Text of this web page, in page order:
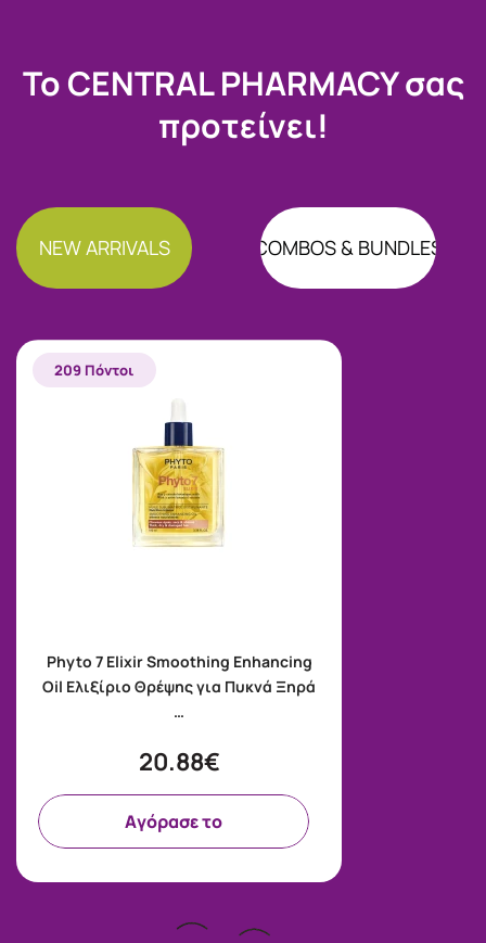
Το CENTRAL PHARMACY σας
προτείνει!
NEW ARRIVALS COMBOS & BUNDLES
209 Πόντοι
Phyto 7 Elixir Smoothing Enhancing
Oil Ελιξίριο Θρέψης για Πυκνά Ξηρά
…
20.88€
Aγόρασε το